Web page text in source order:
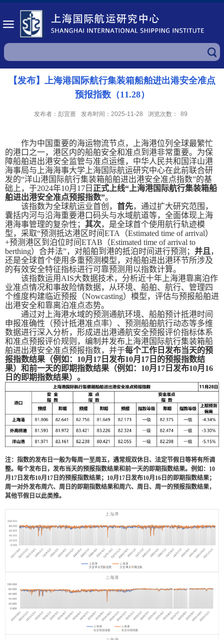
【发布】上海港国际航行集装箱船舶进出港安全准点
预报指数（11.28）
发布者：彭宜蔷 发布时间：2025-11-28 浏览次数： 89
作为中国重要的海运物流节点，上海港位列全球最繁忙
的港口之一，港区内的船舶安全和准点到港非常重要。为保
障船舶进出港安全监管与准点运维，中华人民共和国洋山港
海事局与上海海事大学上海国际航运研究中心在此前联合研
发的“洋山港国际航行集装箱船舶进出港安全准点指数”的基
础上，于2024年10月 17 日 正式上线“上海港国际航行集装箱船
舶进出港安全准点预报指数”。
该指数为全球航运业首创， 首先，通过扩大研究范围，
囊括内河与沿海重要港口码头与水域航道等，全面体现上海
港海事管理的复杂性； 其次，是全球首个使用航行轨迹模
型，采取“预测抵达港区时间ETA （Estimated time of arrival）
+预测港区到泊位时间ETAB （Estimated time of arrival to
berthing）合并法”，对船舶到港的抵泊时间进行预测； 并且 ，
还是全球首个使用多重预测模型，对船舶进出港环节所涉及
的有效安全特征指标进行可靠预测用以指数计算。
该指数运用 AIS大数据技术，分析近十年上海港靠离泊作
业准点情况和事故险情数据，从环境、船舶、航行、管理四
个维度构建临近预报（Nowcasting）模型，评估与预报船舶进
出港安全和靠离泊准点态势。
通过对上海港水域的预测通航环境、船舶预计抵港时间
申报准确性（预计抵港准点率）、预测船舶航行动态等多维
数据进行深入分析，形成进出港通航安全预报评价指标体系
和准点预报评价规则，编制并发布上海港国际航行集装箱船
舶进出港安全准点预报指数，并于每个工作日发布当天的预
报指数结果（例如： 10月 17 日发布10月 17 日的预报指数结
果）和前一天的即期指数结果（例如： 10月 17 日发布10月 16
日的即期指数结果）。
注：指数的发布日一般为每周一至周五，遇常规双休日、法定节假日等将有所调
整。每个发布日，发布当天的预报指数结果和前一天的即期指数结果。例如： 10
月 17 日发布10月 17 日的预报指数结果； 10月 17 日发布10月 16 日的即期指数结果；
周一对外发布周六、周日的即期指数结果和周六、周日、周一的预报指数结果，
其他节假日以此类推。